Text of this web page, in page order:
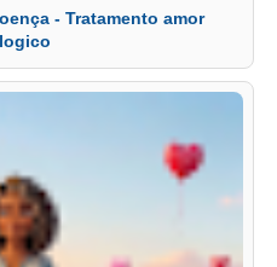
- Tratamento amor